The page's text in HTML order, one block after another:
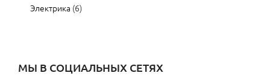
Электрика (6)
МЫ В СОЦИАЛЬНЫХ СЕТЯХ